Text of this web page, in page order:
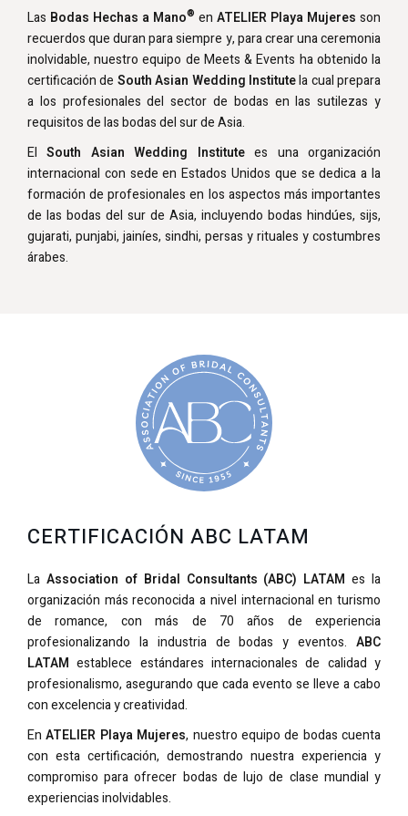
Las Bodas Hechas a Mano® en ATELIER Playa Mujeres son
recuerdos que duran para siempre y, para crear una ceremonia
inolvidable, nuestro equipo de Meets & Events ha obtenido la
certificación de South Asian Wedding Institutela cual prepara
a los profesionales del sector de bodas en las sutilezas y
requisitos de las bodas del sur de Asia.
ElSouth Asian Wedding Institutees una organización
internacional con sede en Estados Unidos que se dedica a la
formación de profesionales en los aspectos más importantes
de las bodas del sur de Asia, incluyendo bodas hindúes, sijs,
gujarati, punjabi, jainíes, sindhi, persas y rituales y costumbres
árabes.
CERTIFICACIÓN ABC LATAM
La Association of Bridal Consultants (ABC) LATAM es la
organización más reconocida a nivel internacional en turismo
de romance, con más de 70 años de experiencia
profesionalizando la industria de bodas y eventos. ABC
LATAMestablece estándares internacionales de calidad y
profesionalismo, asegurando que cada evento se lleve a cabo
con excelencia y creatividad.
EnATELIER Playa Mujeres, nuestro equipo de bodas cuenta
con esta certificación, demostrando nuestra experiencia y
compromiso para ofrecer bodas de lujo de clase mundial y
experiencias inolvidables.